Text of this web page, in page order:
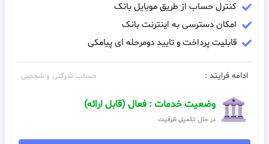
کنترل حساب از طریق موبایل بانک
امکان دسترسی به اینترنت بانک
قابلیت پرداخت و تایید دومرحله ای پیامکی
ادامه فرایند : حساب شرکتی و شحصی
وضعیت خدمات : فعال (قابل ارائه)
در حال تکمیل ظرفیت